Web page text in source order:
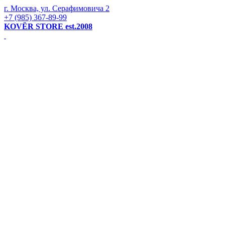
г. Москва, ул. Серафимовича 2
+7 (985) 367-89-99
KOVЁR STORE est.2008